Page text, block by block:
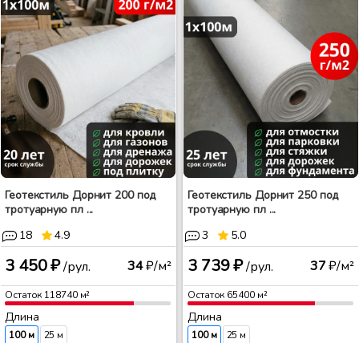
Геотекстиль Дорнит 200 под
тротуарную пл ...
18
4.9
3 450 ₽/рул. 34₽/м²
Остаток 118740м²
Длина
100 м 25 м
Геотекстиль Дорнит 250 под
тротуарную пл ...
3
5.0
3 739 ₽/рул. 37₽/м²
Остаток 65400м²
Длина
100 м 25 м